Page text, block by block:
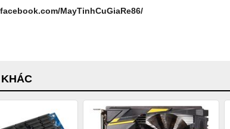
MayTinhCuGiaRe86/